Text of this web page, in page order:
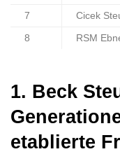
7 Cicek
8 RSM
1. Beck
etablierte